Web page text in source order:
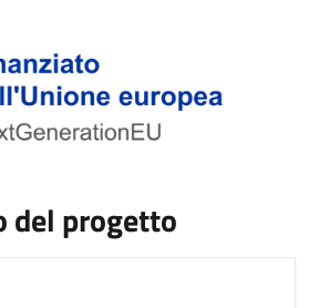
del progetto